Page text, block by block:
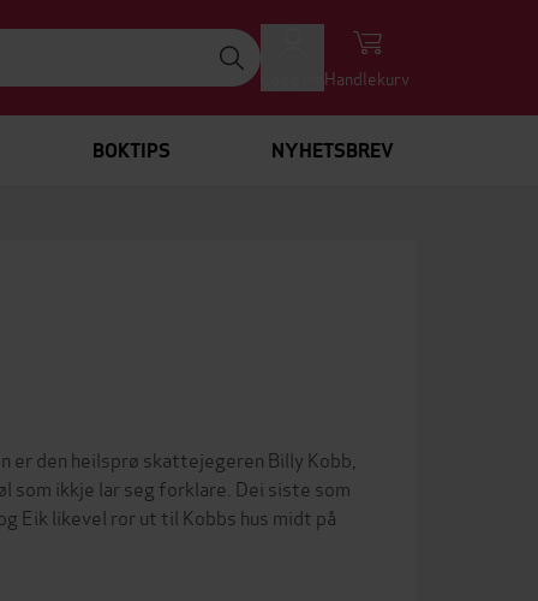
Handlekurv
BOKTIPS NYHETSBREV
er den heilsprø skattejegeren Billy Kobb,
som ikkje lar seg forklare. Dei siste som
Eik likevel ror ut til Kobbs hus midt på